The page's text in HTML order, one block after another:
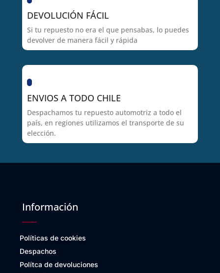
DEVOLUCIÓN FÁCIL
Si tu repuesto no era el que pensabas, lo puedes
devolver de manera fácil y rápida
ENVIOS A TODO CHILE
Despachamos tu repuesto automotriz a todo el
país, en regiones utilizamos el transporte de su
elección.
Información
Políticas de cookies
Despachos
Polítca de devoluciones